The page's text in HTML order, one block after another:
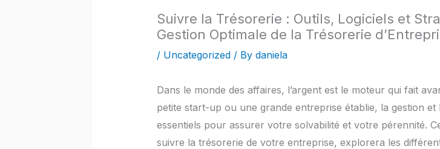
Suivre la Trésorerie : Outils, Logiciels et
Gestion Optimale de la Trésorerie
/ Uncategorized/ By daniela
Dans le monde des affaires, l’argent est le moteur qui fait
petite start-up ou une grande entreprise établie, la gestion
essentiels pour assurer votre solvabilité et votre pérennité.
suivre la trésorerie de votre entreprise, explorera les